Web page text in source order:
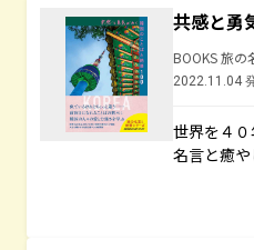
共感と勇
BOOKS 旅の
2022.11.04
世界を４
名言と癒